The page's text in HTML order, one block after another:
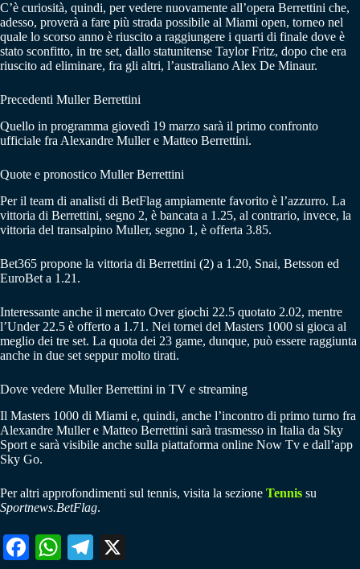
C’è curiosità, quindi, per vedere nuovamente all’opera Berrettini che,
adesso, proverà a fare più strada possibile al Miami open, torneo nel
quale lo scorso anno è riuscito a raggiungere i quarti di finale dove è
stato sconfitto, in tre set, dallo statunitense Taylor Fritz, dopo che era
riuscito ad eliminare, fra gli altri, l’australiano Alex De Minaur.
Precedenti Muller Berrettini
Quello in programma giovedì 19 marzo sarà il primo confronto
ufficiale fra Alexandre Muller e Matteo Berrettini.
Quote e pronostico Muller Berrettini
Per il team di analisti di BetFlag ampiamente favorito è l’azzurro. La
vittoria di Berrettini, segno 2, è bancata a 1.25, al contrario, invece, la
vittoria del transalpino Muller, segno 1, è offerta 3.85.
Bet365 propone la vittoria di Berrettini (2) a 1.20, Snai, Betsson ed
EuroBet a 1.21.
Interessante anche il mercato Over giochi 22.5 quotato 2.02, mentre
l’Under 22.5 è offerto a 1.71. Nei tornei del Masters 1000 si gioca al
meglio dei tre set. La quota dei 23 game, dunque, può essere raggiunta
anche in due set seppur molto tirati.
Dove vedere Muller Berrettini in TV e streaming
Il Masters 1000 di Miami e, quindi, anche l’incontro di primo turno fra
Alexandre Muller e Matteo Berrettini sarà trasmesso in Italia da Sky
Sport e sarà visibile anche sulla piattaforma online Now Tv e dall’app
Sky Go.
Per altri approfondimenti sul tennis, visita la sezione Tennis su
Sportnews.BetFlag.
Fa W
Te